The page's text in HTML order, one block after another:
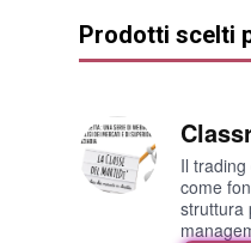
Prodotti scelti
Il
come
struttura